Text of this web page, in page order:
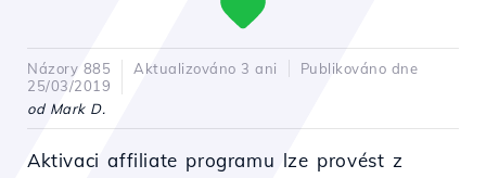
Názory 885 Aktualizováno 3 ani
Publikováno dne
25/03/2019
od Mark D.
Aktivaci affiliate programu lze provést z